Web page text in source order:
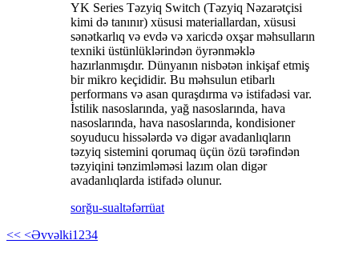
YK Series Təzyiq Switch (Təzyiq Nəzarətçisi
kimi də tanınır) xüsusi materiallardan, xüsusi
sənətkarlıq və evdə və xaricdə oxşar məhsulların
texniki üstünlüklərindən öyrənməklə
hazırlanmışdır. Dünyanın nisbətən inkişaf etmiş
bir mikro keçididir. Bu məhsulun etibarlı
performans və asan quraşdırma və istifadəsi var.
İstilik nasoslarında, yağ nasoslarında, hava
nasoslarında, hava nasoslarında, kondisioner
soyuducu hissələrdə və digər avadanlıqların
təzyiq sistemini qorumaq üçün özü tərəfindən
təzyiqini tənzimləməsi lazım olan digər
avadanlıqlarda istifadə olunur.
sorğu-sualtəfərrüat
<< <Əvvəlki1234